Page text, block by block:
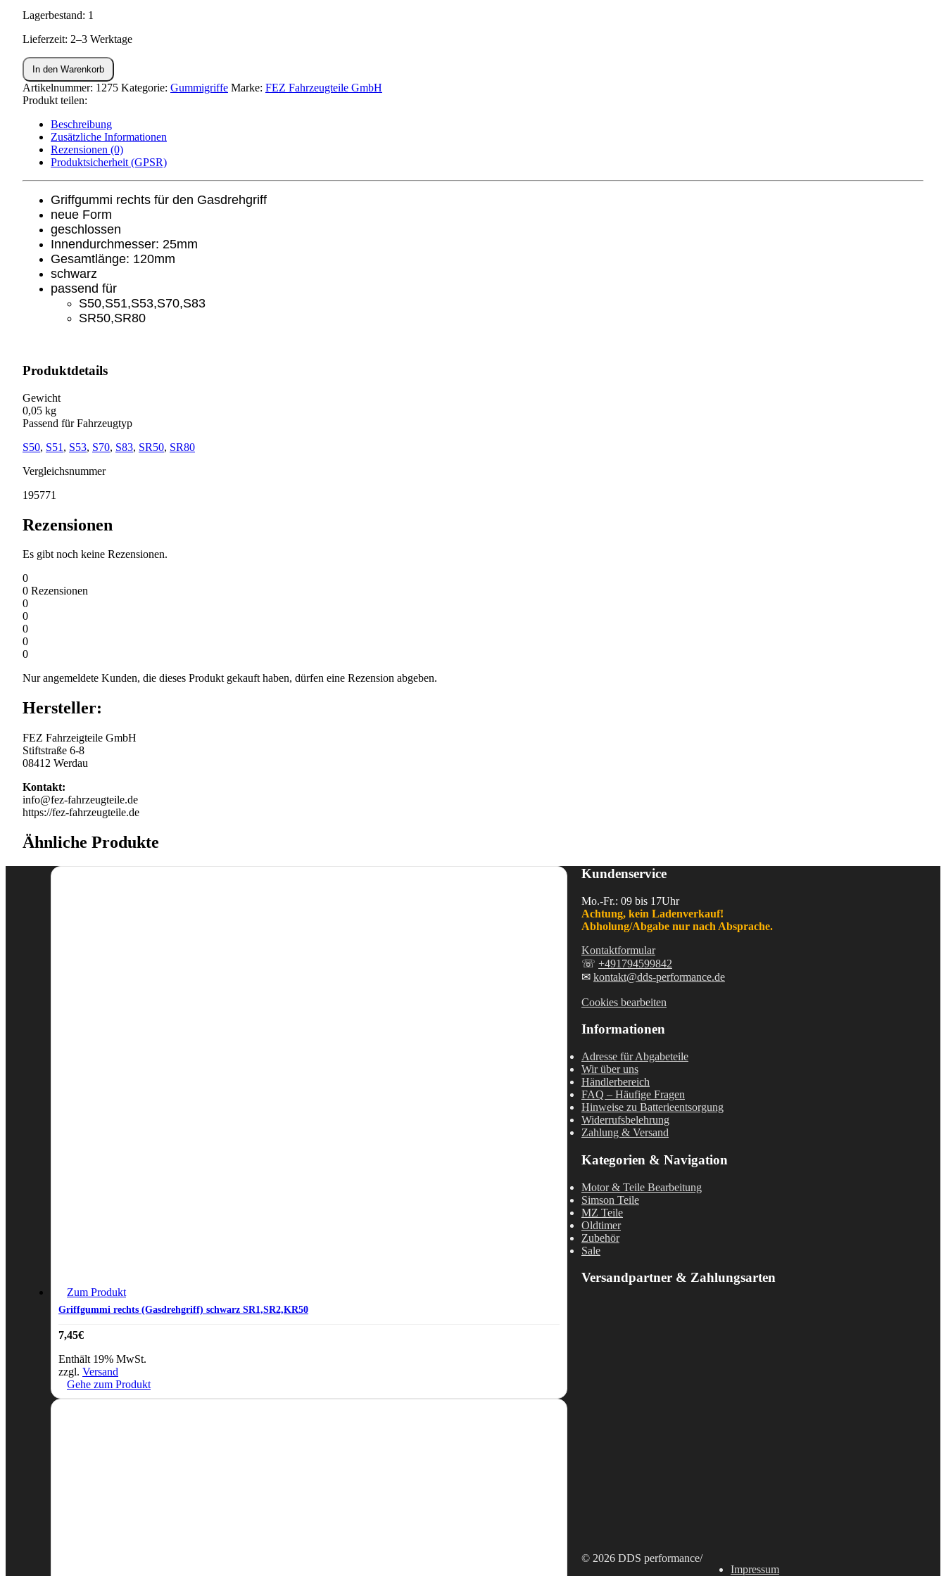
Lagerbestand: 1
Lieferzeit: 2–3 Werktage
Lenkergummi
rechts
S51,SR50
Menge
In den Warenkorb
Artikelnummer: 1275 Kategorie: Gummigriffe Marke: FEZ Fahrzeugteile GmbH
Produkt teilen:
Beschreibung
Zusätzliche Informationen
Rezensionen (0)
Produktsicherheit (GPSR)
Griffgummi rechts für den Gasdrehgriff
neue Form
geschlossen
Innendurchmesser: 25mm
Gesamtlänge: 120mm
schwarz
passend für
S50,S51,S53,S70,S83
SR50,SR80
Produktdetails
Gewicht
0,05 kg
Passend für Fahrzeugtyp
S50, S51 , S53, S70, S83, SR50, SR80
Vergleichsnummer
195771
Rezensionen
Es gibt noch keine Rezensionen.
0
0 Rezensionen
0
0
0
0
0
Nur angemeldete Kunden, die dieses Produkt gekauft haben, dürfen eine Rezension abgeben.
Hersteller:
FEZ Fahrzeigteile GmbH
Stiftstraße 6-8
08412 Werdau
Kontakt:
info@fez-fahrzeugteile.de
https://fez-fahrzeugteile.de
Ähnliche Produkte
Zum Produkt
Griffgummi rechts (Gasdrehgriff) schwarz SR1,SR2,KR50
7,45€
Enthält 19% MwSt.
zzgl. Versand
Gehe zum Produkt
Kundenservice
Mo.-Fr.: 09 bis 17Uhr
Achtung, kein Ladenverkauf!
Abholung/Abgabe nur nach Absprache.
Kontaktformular
☏ +491794599842
✉ kontakt@dds-performance.de
Cookies bearbeiten
Informationen
Adresse für Abgabeteile
Wir über uns
Händlerbereich
FAQ – Häufige Fragen
Hinweise zu Batterieentsorgung
Widerrufsbelehrung
Zahlung & Versand
Kategorien & Navigation
Motor & Teile Bearbeitung
Simson Teile
MZ Teile
Oldtimer
Zubehör
Sale
Versandpartner & Zahlungsarten
© 2026 DDS performance/
Impressum